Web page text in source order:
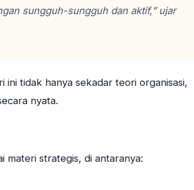
sungguh-sungguh dan aktif,” ujar
ini tidak hanya sekadar teori organisasi,
nyata.
materi strategis, di antaranya: